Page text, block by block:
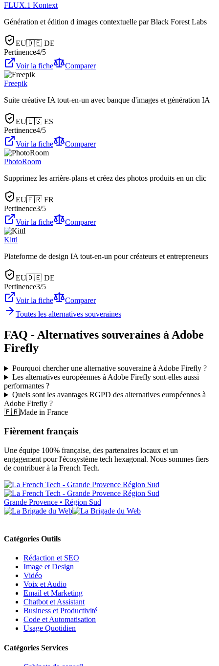
FLUX.1 Kontext
Génération et édition d images contextuelle par Black Forest Labs
EU🇩🇪 DE
Pertinence4/5
Voir la fiche
Comparer
Freepik
Suite créative IA tout-en-un avec banque d'images et génération IA
EU🇪🇸 ES
Pertinence4/5
Voir la fiche
Comparer
PhotoRoom
Supprimez les arrière-plans et créez des photos produits en un clic
EU🇫🇷 FR
Pertinence3/5
Voir la fiche
Comparer
Kittl
Plateforme de design IA tout-en-un pour créateurs et entrepreneurs
EU🇩🇪 DE
Pertinence3/5
Voir la fiche
Comparer
Toutes les alternatives souveraines
FAQ - Alternatives souveraines à Adobe
Firefly
Pourquoi chercher une alternative souveraine à Adobe Firefly ?
Les alternatives européennes à Adobe Firefly sont-elles aussi
performantes ?
Quels sont les avantages RGPD des alternatives européennes à
Adobe Firefly ?
🇫🇷Made in France
Fièrement français
Une équipe 100% française, des partenaires locaux et un
engagement pour l'écosystème tech hexagonal. Nous sommes fiers
de contribuer à la French Tech.
Grande Provence • Région Sud
Catégories Outils
Rédaction et SEO
Image et Design
Vidéo
Voix et Audio
Email et Marketing
Chatbot et Assistant
Business et Productivité
Code et Automatisation
Usage Quotidien
Catégories Services